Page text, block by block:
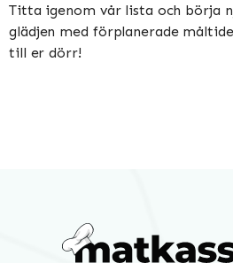
Titta igenom vår lista och börja
glädjen med förplanerade
till er dörr!